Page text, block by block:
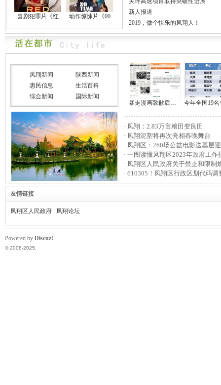
喜剧犯罪片《红 动作惊悚片《00
新人报道
2019，做个快乐的凤翔人！
凤翔新闻
陕西新闻
惠民信息
生活百科
综合新闻
国际新闻
暴走漫画致歉后叶挺后人发声：将赔款捐给公
· 凤翔：2.83万亩粮田变良田
· 凤翔泥塑将再次亮相春晚舞台
· 凤翔区：260场公益电影送基层迎
· 一图读懂凤翔区2023年政府工作
· 凤翔区人民政府关于禁止和限制
· 610305！凤翔区行政区划代码调
友情链接
凤翔区人民政府 凤翔论坛
Powered by Discuz!
© 2008-2025.